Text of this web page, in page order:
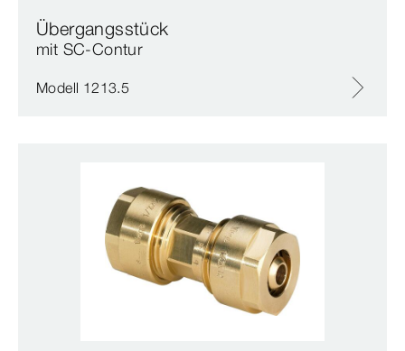
Übergangsstück
mit SC‑Contur
Modell 1213.5